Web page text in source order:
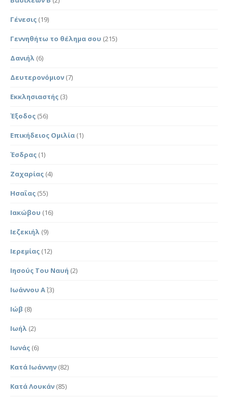
Γένεσις (19)
Γεννηθήτω το θέλημα σου (215)
Δανιήλ (6)
Δευτερονόμιον (7)
Εκκλησιαστής (3)
Έξοδος (56)
Επικήδειος Ομιλία (1)
Έσδρας (1)
Ζαχαρίας (4)
Ησαΐας (55)
Ιακώβου (16)
Ιεζεκιήλ (9)
Ιερεμίας (12)
Ιησούς Του Ναυή (2)
Ιωάννου Α΄(3)
Ιώβ (8)
Ιωήλ (2)
Ιωνάς (6)
Κατά Ιωάννην (82)
Κατά Λουκάν (85)